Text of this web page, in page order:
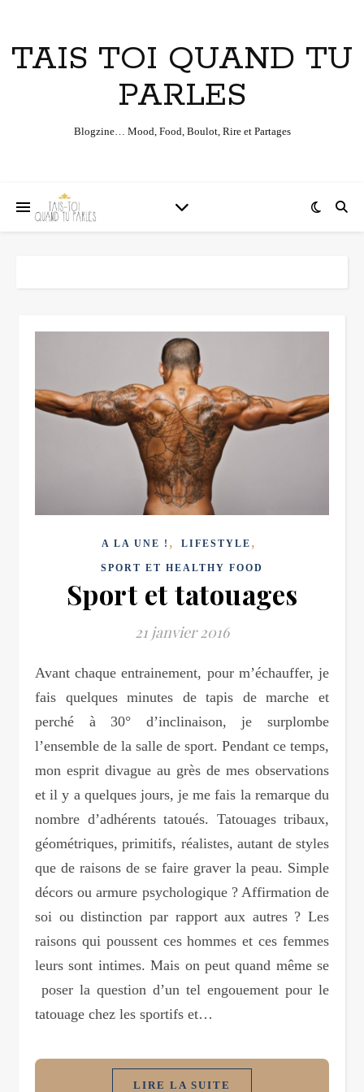
TAIS TOI QUAND TU
PARLES
Blogzine… Mood, Food, Boulot, Rire et Partages
A LA UNE ! , LIFESTYLE ,
SPORT ET HEALTHY FOOD
Sport et tatouages
21 janvier 2016
Avant chaque entrainement, pour m’échauffer, je
fais quelques minutes de tapis de marche et
perché à 30° d’inclinaison, je surplombe
l’ensemble de la salle de sport. Pendant ce temps,
mon esprit divague au grès de mes observations
et il y a quelques jours, je me fais la remarque du
nombre d’adhérents tatoués. Tatouages tribaux,
géométriques, primitifs, réalistes, autant de styles
que de raisons de se faire graver la peau. Simple
décors ou armure psychologique ? Affirmation de
soi ou distinction par rapport aux autres ? Les
raisons qui poussent ces hommes et ces femmes
leurs sont intimes. Mais on peut quand même se
poser la question d’un tel engouement pour le
tatouage chez les sportifs et…
LIRE LA SUITE